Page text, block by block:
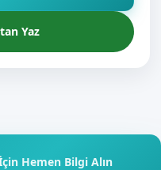
Yaz
Hemen Bilgi Alın